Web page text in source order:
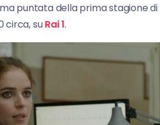
puntata della prima stagione di
circa, suRai 1.